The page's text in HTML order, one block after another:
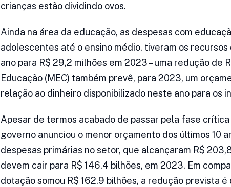
crianças estão dividindo ovos.
Ainda na área da educação, as despesas com
adolescentes até o ensino médio, tiveram os
ano para R$ 29,2 milhões em 2023 – uma redução de
Educação (MEC) também prevê, para 2023, um
relação ao dinheiro disponibilizado neste ano para os
Apesar de termos acabado de passar pela fase
governo anunciou o menor orçamento dos últimos 10
despesas primárias no setor, que alcançaram R$
devem cair para R$ 146,4 bilhões, em 2023. Em
dotação somou R$ 162,9 bilhões, a redução prevista é